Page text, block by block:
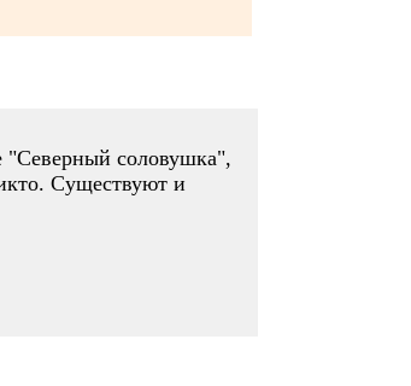
"Северный соловушка",
Существуют и